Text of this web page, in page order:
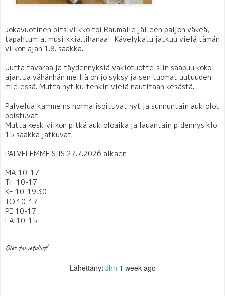
Jokavuotinen pitsiviikko toi Raumalle jälleen paljon väkeä,
tapahtumia, musiikkia...ihanaa! Kävelykatu jatkuu vielä tämän
viikon ajan 1.8. saakka.
Uutta tavaraa ja täydennyksiä vakiotuotteisiin saapuu koko
ajan. Ja vähänhän meillä on jo syksy ja sen tuomat uutuuden
mielessä. Mutta nyt kuitenkin vielä nautitaan kesästä.
Palveluaikamme ns normalisoituvat nyt ja sunnuntain aukiolot
poistuvat.
Mutta keskiviikon pitkä aukioloaika ja lauantain pidennys klo
15 saakka jatkuvat.
PALVELEMME SIIS 27.7.2026 alkaen
MA 10-17
TI 10-17
KE 10-19.30
TO 10-17
PE 10-17
LA 10-15
Olet tervetullut!
Lähettänyt Jhn 1 week ago